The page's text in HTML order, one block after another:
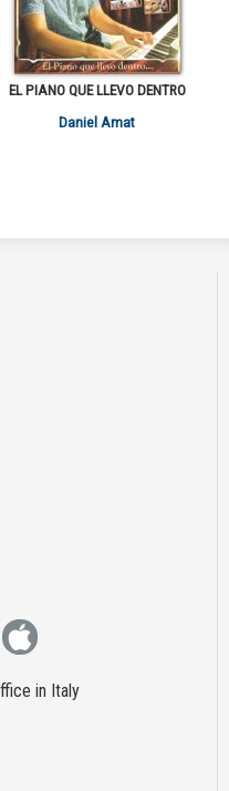
EL PIANO QUE LLEVO DENTRO
Daniel Amat
in Italy